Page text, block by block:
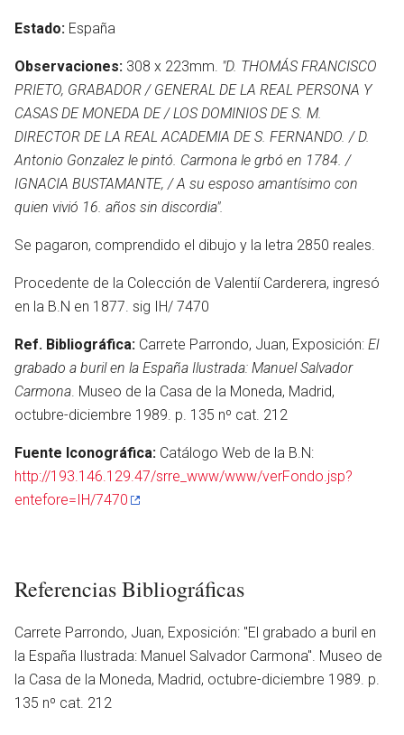
Estado: España
Observaciones: 308 x 223mm. "D. THOMÁS FRANCISCO
PRIETO, GRABADOR / GENERAL DE LA REAL PERSONA Y
CASAS DE MONEDA DE / LOS DOMINIOS DE S. M.
DIRECTOR DE LA REAL ACADEMIA DE S. FERNANDO. / D.
Antonio Gonzalez le pintó. Carmona le grbó en 1784. /
IGNACIA BUSTAMANTE, / A su esposo amantísimo con
quien vivió 16. años sin discordia".
Se pagaron, comprendido el dibujo y la letra 2850 reales.
Procedente de la Colección de Valentií Carderera, ingresó
en la B.N en 1877. sig IH/ 7470
Ref. Bibliográfica: Carrete Parrondo, Juan, Exposición: El
grabado a buril en la España Ilustrada: Manuel Salvador
Carmona . Museo de la Casa de la Moneda, Madrid,
octubre-diciembre 1989. p. 135 nº cat. 212
Fuente Iconográfica: Catálogo Web de la B.N:
http://193.146.129.47/srre_www/www/verFondo.jsp?
entefore=IH/7470
Referencias Bibliográficas
Carrete Parrondo, Juan, Exposición: ''El grabado a buril en
la España Ilustrada: Manuel Salvador Carmona''. Museo de
la Casa de la Moneda, Madrid, octubre-diciembre 1989. p.
135 nº cat. 212